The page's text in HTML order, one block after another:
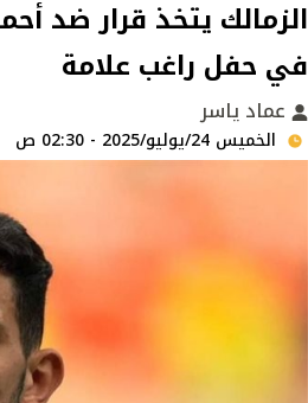
الزمالك يتخذ قرار ضد
في حفل راغب علامة
عماد ياسر
الخميس 24/يوليو/2025 - 02:30 ص